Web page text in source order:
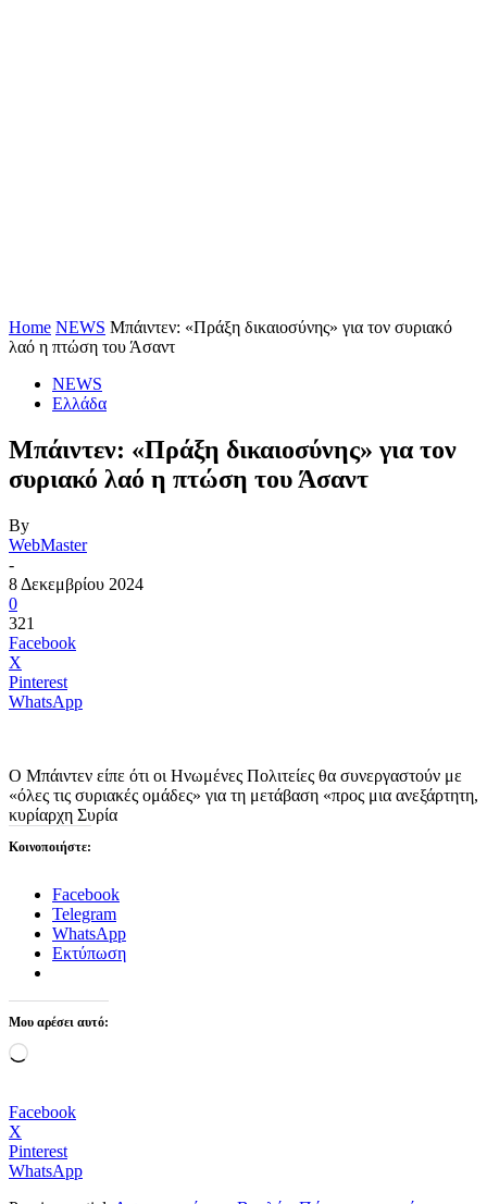
Home NEWS Μπάιντεν: «Πράξη δικαιοσύνης» για τον συριακό
λαό η πτώση του Άσαντ
NEWS
Ελλάδα
Μπάιντεν: «Πράξη δικαιοσύνης» για τον
συριακό λαό η πτώση του Άσαντ
By
WebMaster
-
8 Δεκεμβρίου 2024
0
321
Facebook
X
Pinterest
WhatsApp
Ο Μπάιντεν είπε ότι οι Ηνωμένες Πολιτείες θα συνεργαστούν με
«όλες τις συριακές ομάδες» για τη μετάβαση «προς μια ανεξάρτητη,
κυρίαρχη Συρία
Κοινοποιήστε:
Facebook
Telegram
WhatsApp
Εκτύπωση
Μου αρέσει αυτό:
Loading…
Facebook
X
Pinterest
WhatsApp